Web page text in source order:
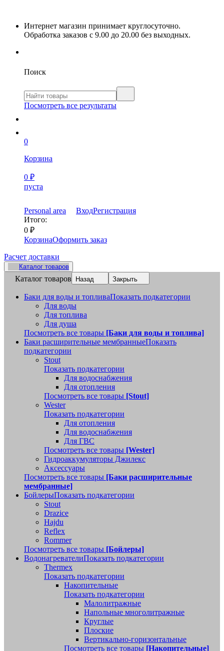
Интернет магазин принимает круглосуточно.
Обработка заказов с 9.00 до 20.00 без выходных.
Поиск
Посмотреть все результаты
0
Корзина
0 ₽
пуста
Personal area ВходРегистрация
Итого:
0 ₽
КорзинаОформить заказ
Расчет доставки
Каталог товаров
Каталог товаров Назад Закрыть
Баки для воды и топливаПоказать подкатегории
Для воды
Для топлива
Для душа
Посмотреть все товары [Баки для воды и топлива]
Баки расширительные мембранныеПоказать
подкатегории
Stout
Показать подкатегории
Для водоснабжения
Для отопления
Посмотреть все товары [Stout]
Wester
Показать подкатегории
Для отопления
Для водоснабжения
Для ГВС
Посмотреть все товары [Wester]
Гидроаккумуляторы Джилекс
Аксессуары
Посмотреть все товары [Баки расширительные
мембранные]
БойлерыПоказать подкатегории
Stout
Drazice
Hajdu
Reflex
Rommer
Посмотреть все товары [Бойлеры]
ВодонагревателиПоказать подкатегории
Thermex
Показать подкатегории
Накопительные
Показать подкатегории
Малолитражные
Напольные многолитражные
Круглые
Плоские
Вертикально-горизонтальные
Посмотреть все товары [Накопительные]